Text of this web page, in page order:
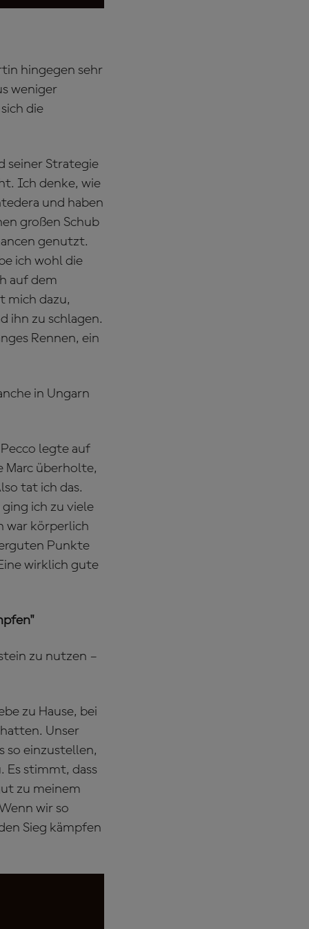
hingegen sehr
weniger
die
seiner Strategie
Ich denke, wie
und haben
großen Schub
genutzt.
ich wohl die
auf dem
mich dazu,
ihn zu schlagen.
Rennen, ein
in Ungarn
legte auf
Marc überholte,
tat ich das.
ich zu viele
war körperlich
Punkte
wirklich gute
zu nutzen –
zu Hause, bei
Unser
so einzustellen,
Es stimmt, dass
zu meinem
wir so
Sieg kämpfen